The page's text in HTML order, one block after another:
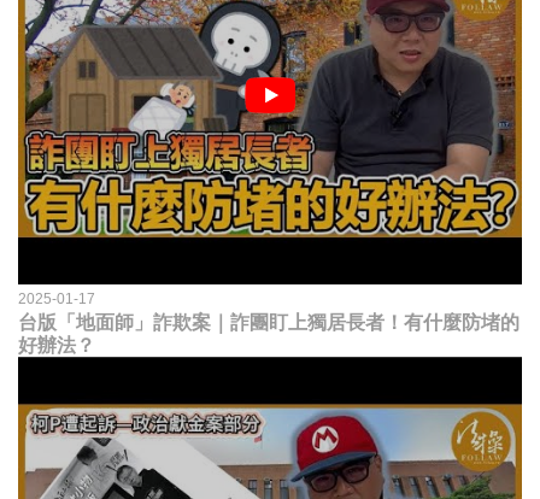
2025-01-17
台版「地面師」詐欺案｜詐團盯上獨居長者！有什麼防堵的
好辦法？